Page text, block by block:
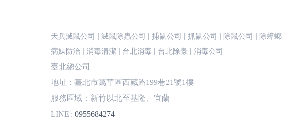
天兵滅鼠公司 | 滅鼠除蟲公司 | 捕鼠公司 | 抓鼠公司 | 除鼠公司 | 除蟑螂
病媒防治 | 消毒清潔 | 台北消毒 | 台北除蟲 | 消毒公司
臺北總公司
地址：臺北市萬華區西藏路199巷21號1樓
服務區域：新竹以北至基隆、宜蘭
LINE : 0955684274